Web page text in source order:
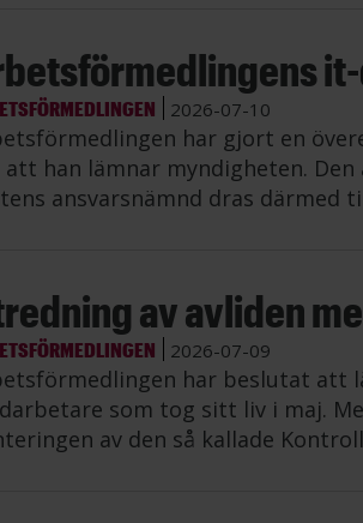
2026-07-10
har gjort en
att han lämnar myndigheten.
ansvarsnämnd dras därmed
av avliden
2026-07-09
har beslutat att
som tog sitt liv i maj.
av den så kallade